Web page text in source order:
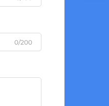
0/200